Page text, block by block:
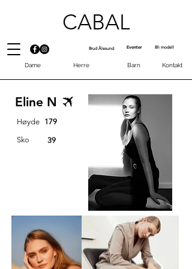
CABAL
Dame
Brud Ålesund Bli modell
Herre Barn Kontakt
Eventer
Eline N
Høyde
Sko
179
39